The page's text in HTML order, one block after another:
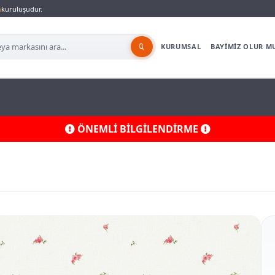
kuruluşudur.
KURUMSAL BAYİMİZ OLUR
ÖNEMLİ BİLGİLENDİRME